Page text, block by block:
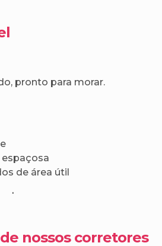
pronto para morar.
espaçosa
de área útil
o teto;
nossos corretores